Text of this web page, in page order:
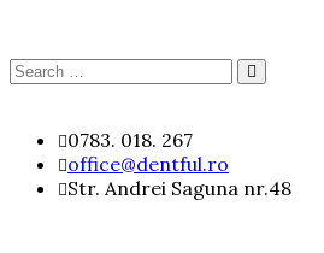
Search
content
0783. 018. 267
office@dentful.ro
Str. Andrei Saguna nr.48